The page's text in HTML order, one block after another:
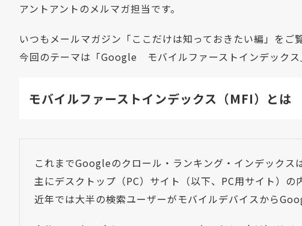
アントアントのメルマガ担当です。
いつもメールマガジン「ここだけは知っておきたい編」をご
今回のテーマは「Google モバイルファーストインデックス
モバイルファーストインデックス（MFI）とは
これまでGoogleのクロール・ランキング・インデックス
主にデスクトップ（PC）サイト（以下、PC用サイト）
近年では大半の検索ユーザーがモバイルデバイスから